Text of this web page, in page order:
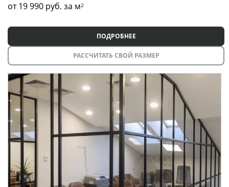
от 19 990 руб. за м2
ПОДРОБНЕЕ
РАССЧИТАТЬ СВОЙ РАЗМЕР